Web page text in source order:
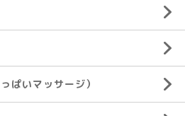
ぱいマッサージ）